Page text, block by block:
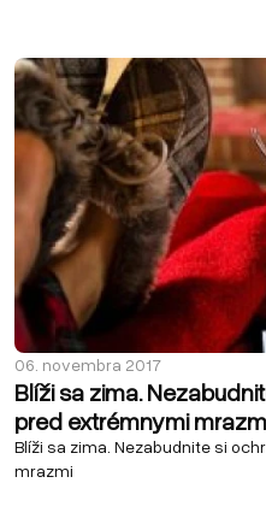
06. novembra 2017
Blíži sa zima.
pred extrémnymi
Blíži sa zima. Nezabudnite si
mrazmi